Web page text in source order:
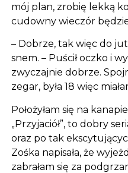
mój plan, zrobię lekką
cudowny wieczór będzie
– Dobrze, tak więc do
snem. – Puścił oczko i
zwyczajnie dobrze.
zegar, była 18 więc
Położyłam się na
„Przyjaciół”, to dobry
oraz po tak
Zośka napisała, że
zabrałam się za